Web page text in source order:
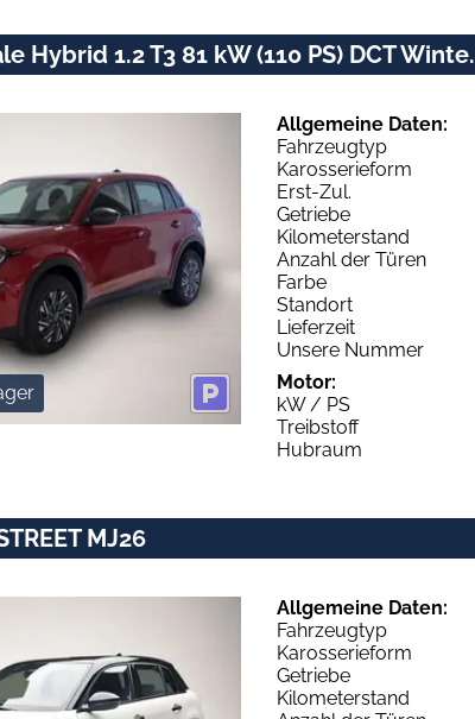
Hybrid 1.2 T3 81 kW (110 PS) DCT Winte.
Allgemeine Daten:
Fahrzeugtyp
Karosserieform
Erst-Zul.
Getriebe
Kilometerstand
Anzahl der Türen
Farbe
Standort
Lieferzeit
Unsere Nummer
Motor:
kW / PS
Treibstoff
Hubraum
MJ26
Allgemeine Daten:
Fahrzeugtyp
Karosserieform
Getriebe
Kilometerstand